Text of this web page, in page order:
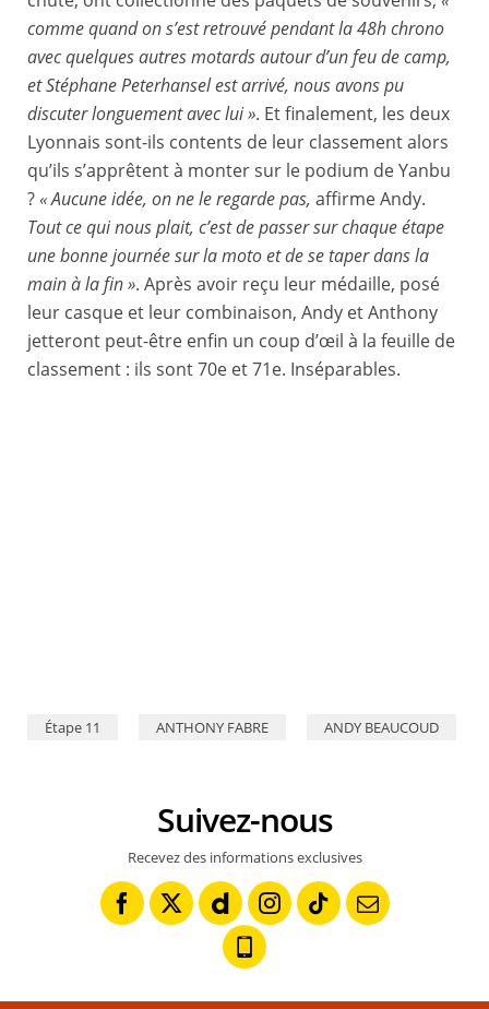
comme quand on s’est retrouvé pendant la 48h chrono
avec quelques autres motards autour d’un feu de camp,
et Stéphane Peterhansel est arrivé, nous avons pu
discuter longuement avec lui ». Et finalement, les deux
Lyonnais sont-ils contents de leur classement alors
qu’ils s’apprêtent à monter sur le podium de Yanbu
?« Aucune idée, on ne le regarde pas, affirme Andy.
Tout ce qui nous plait, c’est de passer sur chaque étape
une bonne journée sur la moto et de se taper dans la
main à la fin ». Après avoir reçu leur médaille, posé
leur casque et leur combinaison, Andy et Anthony
jetteront peut-être enfin un coup d’œil à la feuille de
classement : ils sont 70e et 71e. Inséparables.
Étape 11 ANTHONY FABRE ANDY BEAUCOUD
Suivez-nous
Recevez des informations exclusives